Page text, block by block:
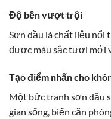
Độ bền vượt trội
Sơn dầu là chất liệu nổi
được màu sắc tươi mới
Tạo điểm nhấn cho
Một bức tranh sơn dầu
gian sống, biến căn